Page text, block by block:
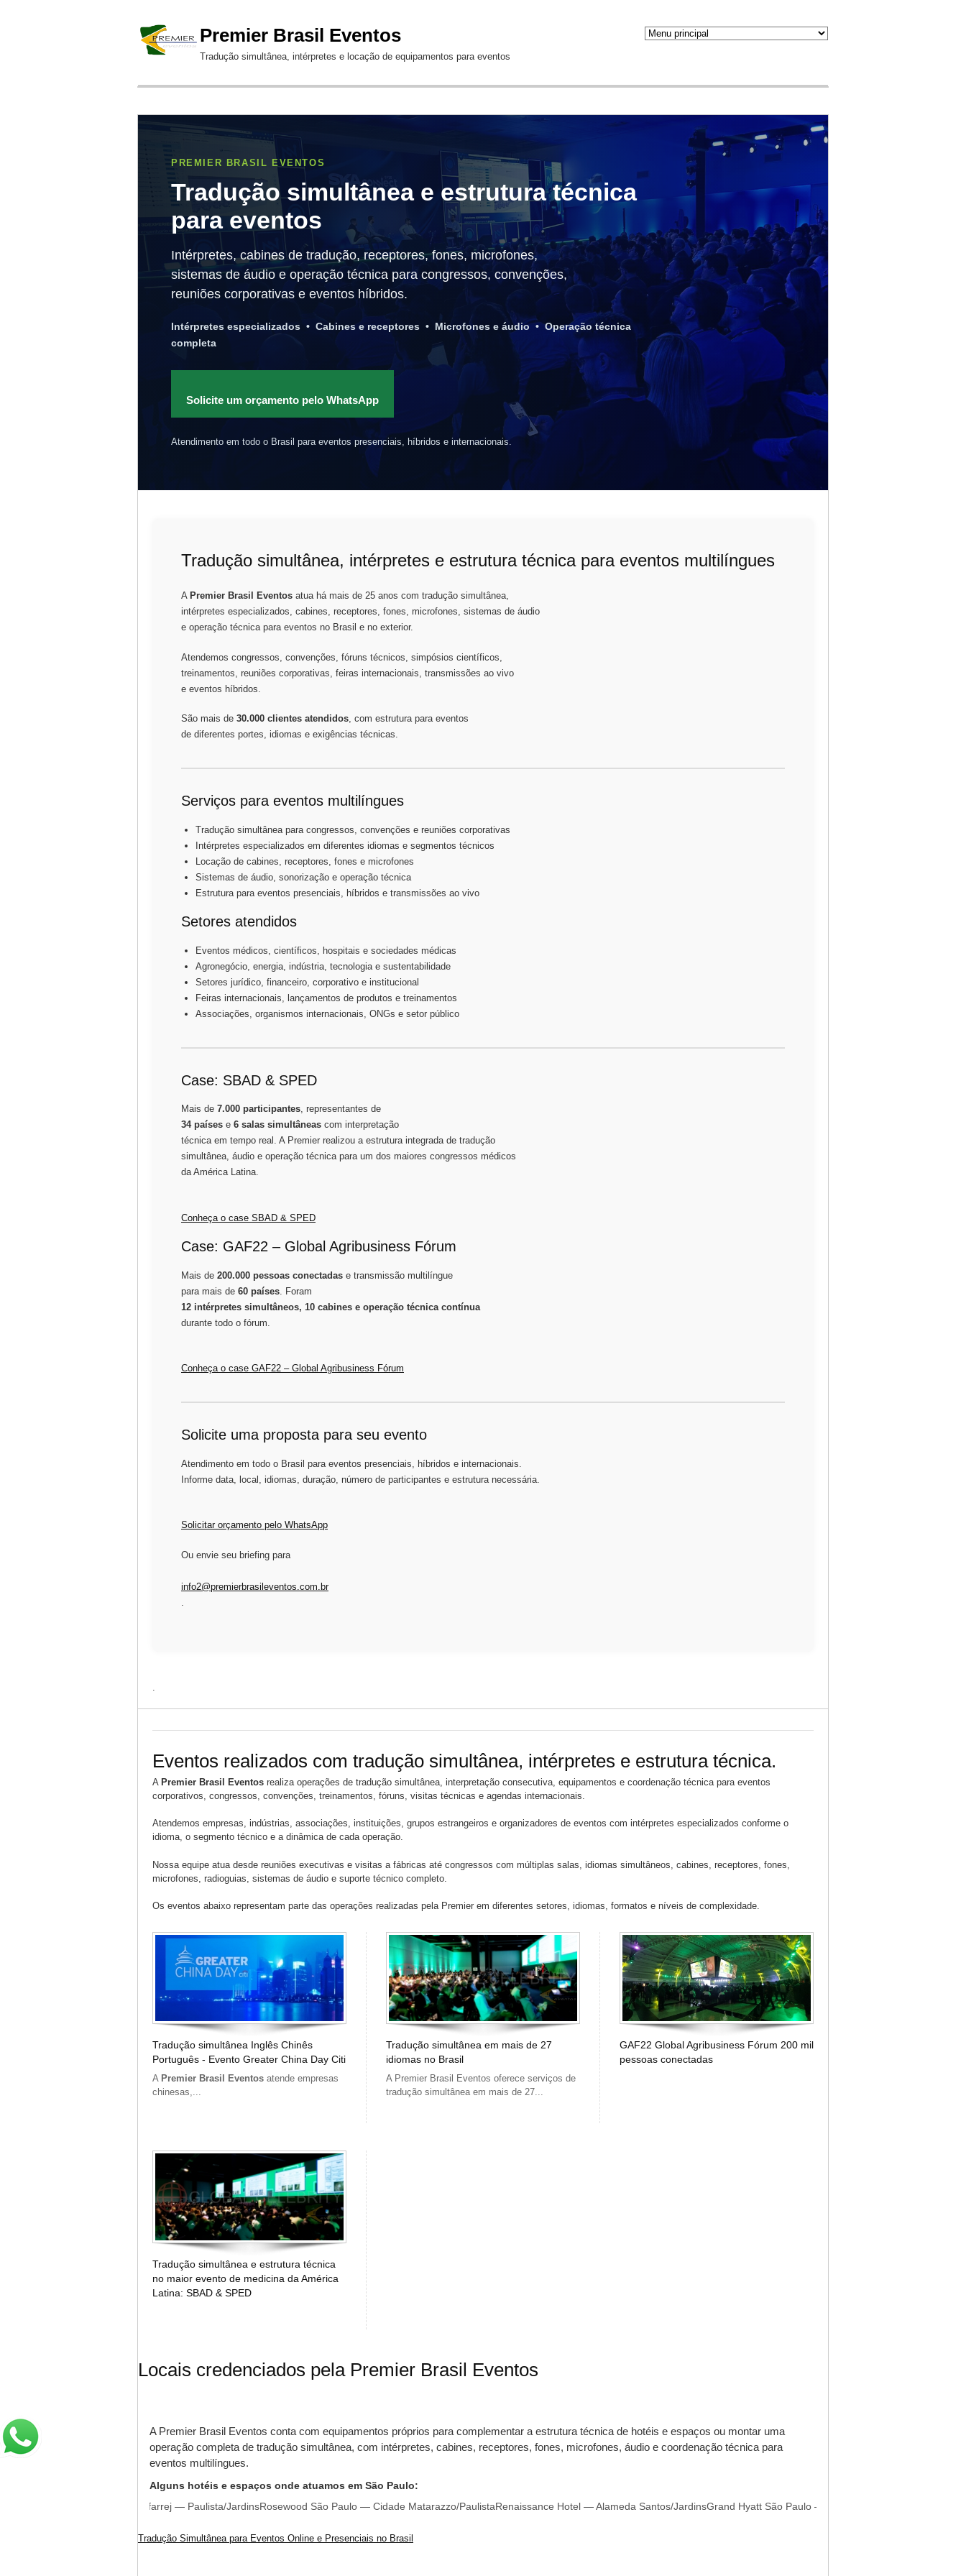
Premier Brasil Eventos
Tradução simultânea, intérpretes e locação de equipamentos para eventos
PREMIER BRASIL EVENTOS
Tradução simultânea e estrutura técnica
para eventos
Intérpretes, cabines de tradução, receptores, fones, microfones,
sistemas de áudio e operação técnica para congressos, convenções,
reuniões corporativas e eventos híbridos.
Intérpretes especializados • Cabines e receptores • Microfones e áudio • Operação técnica
completa
Solicite um orçamento pelo WhatsApp
Atendimento em todo o Brasil para eventos presenciais, híbridos e internacionais.
Tradução simultânea, intérpretes e estrutura técnica para eventos multilíngues
A Premier Brasil Eventos atua há mais de 25 anos com tradução simultânea,
intérpretes especializados, cabines, receptores, fones, microfones, sistemas de áudio
e operação técnica para eventos no Brasil e no exterior.
Atendemos congressos, convenções, fóruns técnicos, simpósios científicos,
treinamentos, reuniões corporativas, feiras internacionais, transmissões ao vivo
e eventos híbridos.
São mais de 30.000 clientes atendidos, com estrutura para eventos
de diferentes portes, idiomas e exigências técnicas.
Serviços para eventos multilíngues
Tradução simultânea para congressos, convenções e reuniões corporativas
Intérpretes especializados em diferentes idiomas e segmentos técnicos
Locação de cabines, receptores, fones e microfones
Sistemas de áudio, sonorização e operação técnica
Estrutura para eventos presenciais, híbridos e transmissões ao vivo
Setores atendidos
Eventos médicos, científicos, hospitais e sociedades médicas
Agronegócio, energia, indústria, tecnologia e sustentabilidade
Setores jurídico, financeiro, corporativo e institucional
Feiras internacionais, lançamentos de produtos e treinamentos
Associações, organismos internacionais, ONGs e setor público
Case: SBAD & SPED
Mais de 7.000 participantes, representantes de
34 países e 6 salas simultâneas com interpretação
técnica em tempo real. A Premier realizou a estrutura integrada de tradução
simultânea, áudio e operação técnica para um dos maiores congressos médicos
da América Latina.
Conheça o case SBAD & SPED
Case: GAF22 – Global Agribusiness Fórum
Mais de 200.000 pessoas conectadas e transmissão multilíngue
para mais de 60 países . Foram
12 intérpretes simultâneos, 10 cabines e operação técnica contínua
durante todo o fórum.
Conheça o case GAF22 – Global Agribusiness Fórum
Solicite uma proposta para seu evento
Atendimento em todo o Brasil para eventos presenciais, híbridos e internacionais.
Informe data, local, idiomas, duração, número de participantes e estrutura necessária.
Solicitar orçamento pelo WhatsApp
Ou envie seu briefing para
info2@premierbrasileventos.com.br
.
Eventos realizados com tradução simultânea, intérpretes e estrutura técnica.
A Premier Brasil Eventos realiza operações de tradução simultânea, interpretação consecutiva, equipamentos e coordenação técnica para eventos
corporativos, congressos, convenções, treinamentos, fóruns, visitas técnicas e agendas internacionais.
Atendemos empresas, indústrias, associações, instituições, grupos estrangeiros e organizadores de eventos com intérpretes especializados conforme o
idioma, o segmento técnico e a dinâmica de cada operação.
Nossa equipe atua desde reuniões executivas e visitas a fábricas até congressos com múltiplas salas, idiomas simultâneos, cabines, receptores, fones,
microfones, radioguias, sistemas de áudio e suporte técnico completo.
Os eventos abaixo representam parte das operações realizadas pela Premier em diferentes setores, idiomas, formatos e níveis de complexidade.
Tradução simultânea Inglês Chinês
Português - Evento Greater China Day Citi
A Premier Brasil Eventos atende empresas
chinesas,...
Tradução simultânea em mais de 27
idiomas no Brasil
A Premier Brasil Eventos oferece serviços de
tradução simultânea em mais de 27...
GAF22 Global Agribusiness Fórum 200 mil
pessoas conectadas
Tradução simultânea e estrutura técnica
no maior evento de medicina da América
Latina: SBAD & SPED
Locais credenciados pela Premier Brasil Eventos
A Premier Brasil Eventos conta com equipamentos próprios para complementar a estrutura técnica de hotéis e espaços ou montar uma
operação completa de tradução simultânea, com intérpretes, cabines, receptores, fones, microfones, áudio e coordenação técnica para
eventos multilíngues.
Alguns hotéis e espaços onde atuamos em São Paulo:
Tivoli Mofarrej — Paulista/JardinsRosewood São Paulo — Cidade Matarazzo/PaulistaRenaissance Hotel — Alameda Santos/JardinsGrand Hyatt São Paulo — Berrini
Tradução Simultânea para Eventos Online e Presenciais no Brasil